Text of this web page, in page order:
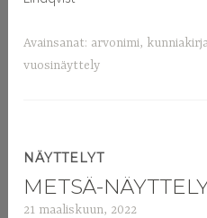
Avainsanat: arvonimi,
vuosinäyttely
NÄYTTELYT
METSÄ-
21 maaliskuun, 2022